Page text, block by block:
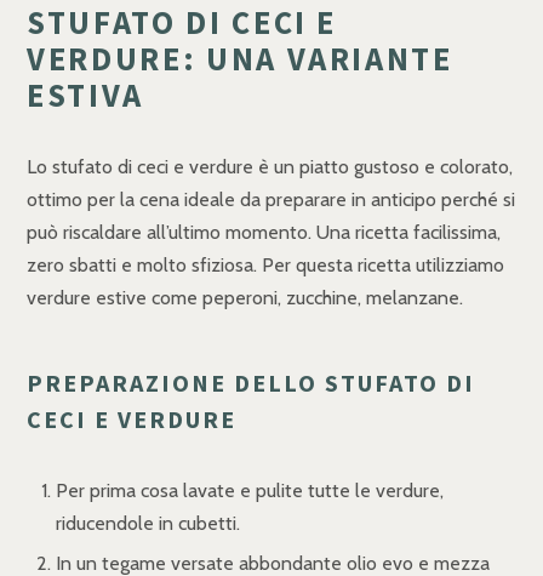
STUFATO DI CECI E
VERDURE: UNA VARIANTE
ESTIVA
Lo stufato di ceci e verdure è un piatto gustoso e colorato,
ottimo per la cena ideale da preparare in anticipo perché si
può riscaldare all’ultimo momento. Una ricetta facilissima,
zero sbatti e molto sfiziosa. Per questa ricetta utilizziamo
verdure estive come peperoni, zucchine, melanzane.
PREPARAZIONE DELLO STUFATO DI
CECI E VERDURE
Per prima cosa lavate e pulite tutte le verdure,
riducendole in cubetti.
In un tegame versate abbondante olio evo e mezza